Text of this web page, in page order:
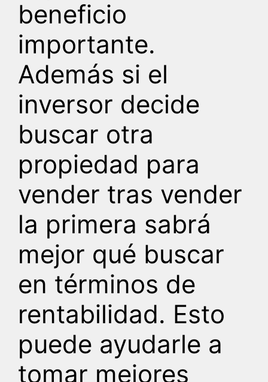
beneficio
importante.
Además si el
inversor decide
buscar otra
propiedad para
vender tras vender
la primera sabrá
mejor qué buscar
en términos de
rentabilidad. Esto
puede ayudarle a
tomar mejores